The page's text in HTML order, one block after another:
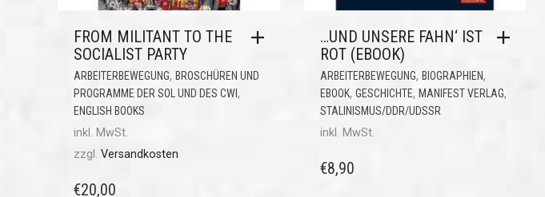
FROM MILITANT TO THE
SOCIALIST PARTY
ARBEITERBEWEGUNG, BROSCHÜREN UND
PROGRAMME DER SOL UND DES CWI,
ENGLISH BOOKS
inkl. MwSt.
zzgl. Versandkosten
€20,00
…UND UNSERE FAHN‘ IST
ROT (EBOOK)
ARBEITERBEWEGUNG, BIOGRAPHIEN,
EBOOK, GESCHICHTE, MANIFEST VERLAG,
STALINISMUS/DDR/UDSSR
inkl. MwSt.
€8,90